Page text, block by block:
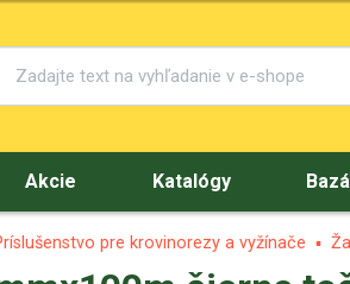
Akcie Katalógy
pre krovinorezy a vyžínače